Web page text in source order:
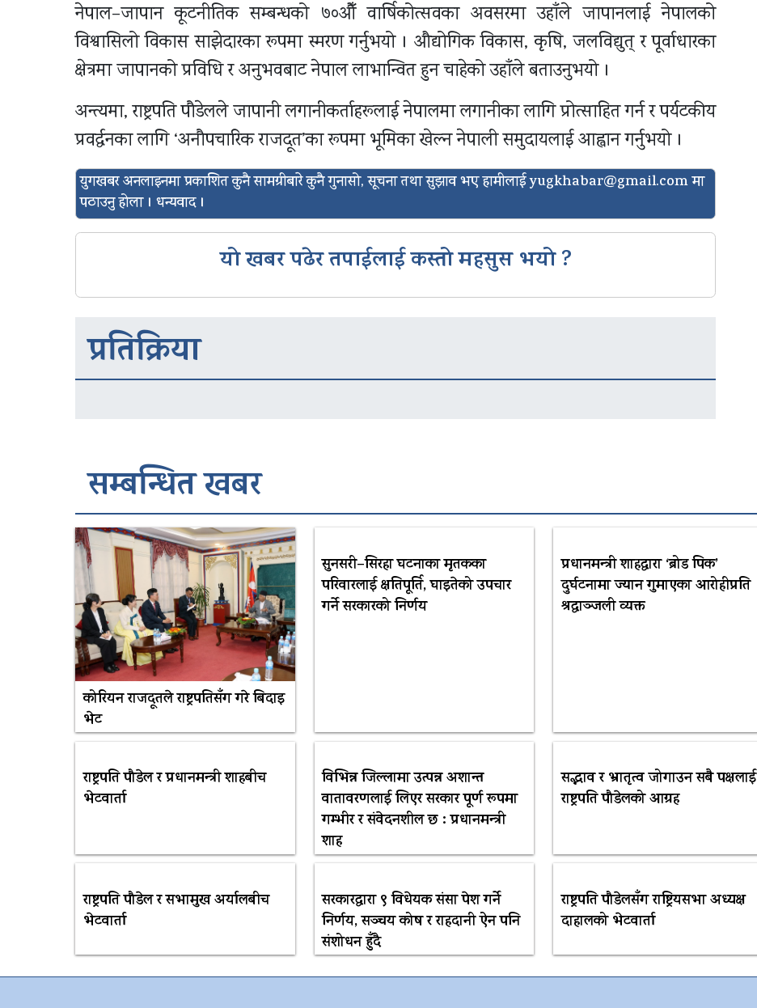
नेपाल–जापान कूटनीतिक सम्बन्धको ७०औँ वार्षिकोत्सवका अवसरमा उहाँले जापानलाई नेपालको
विश्वासिलो विकास साझेदारका रूपमा स्मरण गर्नुभयो । औद्योगिक विकास, कृषि, जलविद्युत् र पूर्वाधारका
क्षेत्रमा जापानको प्रविधि र अनुभवबाट नेपाल लाभान्वित हुन चाहेको उहाँले बताउनुभयो ।
अन्त्यमा, राष्ट्रपति पौडेलले जापानी लगानीकर्ताहरूलाई नेपालमा लगानीका लागि प्रोत्साहित गर्न र पर्यटकीय
प्रवर्द्धनका लागि ‘अनौपचारिक राजदूत’का रूपमा भूमिका खेल्न नेपाली समुदायलाई आह्वान गर्नुभयो ।
युगखबर अनलाइनमा प्रकाशित कुनै सामग्रीबारे कुनै गुनासो, सूचना तथा सुझाव भए हामीलाईyugkhabar@gmail.comमा
पठाउनु होला । धन्यवाद ।
यो खबर पढेर तपाईलाई कस्तो महसुस भयो ?
प्रतिक्रिया
सम्बन्धित खबर
कोरियन राजदूतले राष्ट्रपतिसँग गरे बिदाइ
भेट
सुनसरी–सिरहा घटनाका मृतकका
परिवारलाई क्षतिपूर्ति, घाइतेको उपचार
गर्ने सरकारको निर्णय
प्रधानमन्त्री शाहद्वारा ‘ब्रोड पिक’
दुर्घटनामा ज्यान गुमाएका आरोहीप्रति
श्रद्धाञ्जली व्यक्त
राष्ट्रपति पौडेल र प्रधानमन्त्री शाहबीच
भेटवार्ता
विभिन्न जिल्लामा उत्पन्न अशान्त
वातावरणलाई लिएर सरकार पूर्ण रूपमा
गम्भीर र संवेदनशील छ : प्रधानमन्त्री
शाह
सद्भाव र भ्रातृत्व जोगाउन सबै पक्षलाई
राष्ट्रपति पौडेलको आग्रह
राष्ट्रपति पौडेल र सभामुख अर्यालबीच
भेटवार्ता
सरकारद्धारा ९ विधेयक संसद्मा पेश गर्ने
निर्णय, सञ्चय कोष र राहदानी ऐन पनि
संशोधन हुँदै
राष्ट्रपति पौडेलसँग राष्ट्रियसभा अध्यक्ष
दाहालको भेटवार्ता